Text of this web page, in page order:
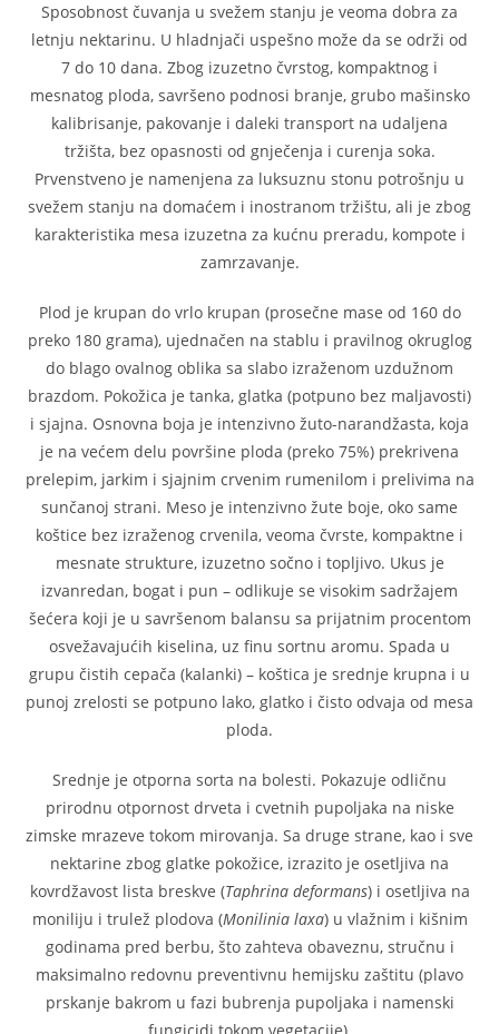
Sposobnost čuvanja u svežem stanju je veoma dobra za
letnju nektarinu. U hladnjači uspešno može da se održi od
7 do 10 dana. Zbog izuzetno čvrstog, kompaktnog i
mesnatog ploda, savršeno podnosi branje, grubo mašinsko
kalibrisanje, pakovanje i daleki transport na udaljena
tržišta, bez opasnosti od gnječenja i curenja soka.
Prvenstveno je namenjena za luksuznu stonu potrošnju u
svežem stanju na domaćem i inostranom tržištu, ali je zbog
karakteristika mesa izuzetna za kućnu preradu, kompote i
zamrzavanje.
Plod je krupan do vrlo krupan (prosečne mase od 160 do
preko 180 grama), ujednačen na stablu i pravilnog okruglog
do blago ovalnog oblika sa slabo izraženom uzdužnom
brazdom. Pokožica je tanka, glatka (potpuno bez maljavosti)
i sjajna. Osnovna boja je intenzivno žuto-narandžasta, koja
je na većem delu površine ploda (preko 75%) prekrivena
prelepim, jarkim i sjajnim crvenim rumenilom i prelivima na
sunčanoj strani. Meso je intenzivno žute boje, oko same
koštice bez izraženog crvenila, veoma čvrste, kompaktne i
mesnate strukture, izuzetno sočno i topljivo. Ukus je
izvanredan, bogat i pun – odlikuje se visokim sadržajem
šećera koji je u savršenom balansu sa prijatnim procentom
osvežavajućih kiselina, uz finu sortnu aromu. Spada u
grupu čistih cepača (kalanki) – koštica je srednje krupna i u
punoj zrelosti se potpuno lako, glatko i čisto odvaja od mesa
ploda.
Srednje je otporna sorta na bolesti. Pokazuje odličnu
prirodnu otpornost drveta i cvetnih pupoljaka na niske
zimske mrazeve tokom mirovanja. Sa druge strane, kao i sve
nektarine zbog glatke pokožice, izrazito je osetljiva na
kovrdžavost lista breskve (Taphrina deformans) i osetljiva na
moniliju i trulež plodova (Monilinia laxa) u vlažnim i kišnim
godinama pred berbu, što zahteva obaveznu, stručnu i
maksimalno redovnu preventivnu hemijsku zaštitu (plavo
prskanje bakrom u fazi bubrenja pupoljaka i namenski